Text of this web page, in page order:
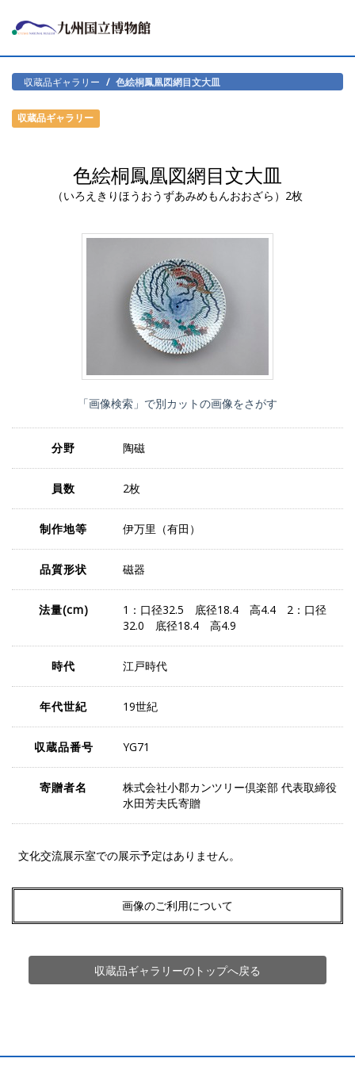
収蔵品ギャラリー 色絵桐鳳凰図網目文大皿
収蔵品ギャラリー
色絵桐鳳凰図網目文大皿
（いろえきりほうおうずあみめもんおおざら）2枚
「画像検索」で別カットの画像をさがす
分野 陶磁
員数 2枚
制作地等 伊万里（有田）
品質形状 磁器
法量(cm)
1：口径32.5 底径18.4 高4.4 2：口径
32.0 底径18.4 高4.9
時代 江戸時代
年代世紀 19世紀
収蔵品番号 YG71
寄贈者名
株式会社小郡カンツリー倶楽部 代表取締役
水田芳夫氏寄贈
文化交流展示室での展示予定はありません。
画像のご利用について
収蔵品ギャラリーのトップへ戻る